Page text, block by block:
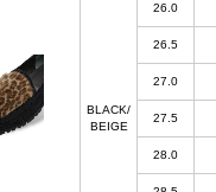
BLACK/
BEIGE
26.0
26.5
27.0
27.5
28.0